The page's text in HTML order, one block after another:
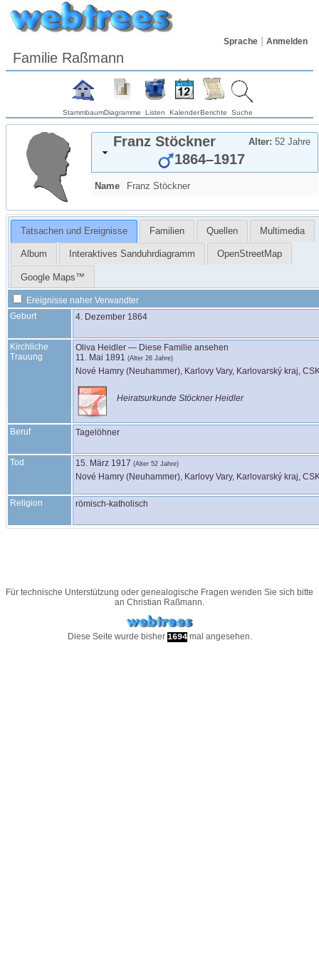
Sprache Anmelden
Familie Raßmann
StammbaumDiagramme Listen KalenderBerichte Suche
Franz Stöckner Alter: 52 Jahre
1864–1917
Name Franz Stöckner
Tatsachen und Ereignisse Familien Quellen Multimedia
Album Interaktives Sanduhrdiagramm OpenStreetMap
Google Maps™
Ereignisse naher Verwandter
Geburt
4. Dezember 1864
Kirchliche
Trauung
Oliva Heidler — Diese Familie ansehen
11. Mai 1891 (Alter 26 Jahre)
Nové Hamry (Neuhammer), Karlovy Vary, Karlovarský kraj,
Heiratsurkunde Stöckner Heidler
Beruf Tagelöhner
Tod 15. März 1917 (Alter 52 Jahre)
Nové Hamry (Neuhammer), Karlovy Vary, Karlovarský kraj,
Religion römisch-katholisch
Für technische Unterstützung oder genealogische Fragen wenden Sie sich bitte
an Christian Raßmann.
Diese Seite wurde bisher 1694mal angesehen.